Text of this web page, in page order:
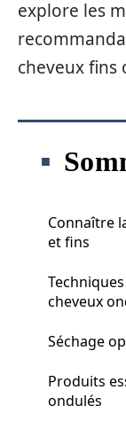
explore les
cheveux fins
Connaître
et fins
cheveux
Séchage
Produits
ondulés